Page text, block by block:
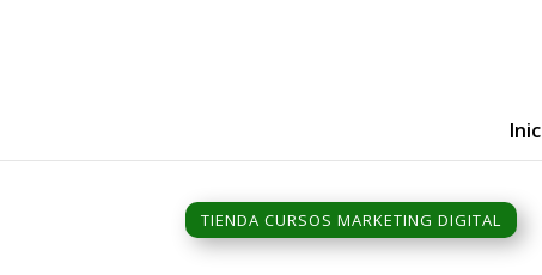
TIENDA CURSOS MARKETING DIGITAL